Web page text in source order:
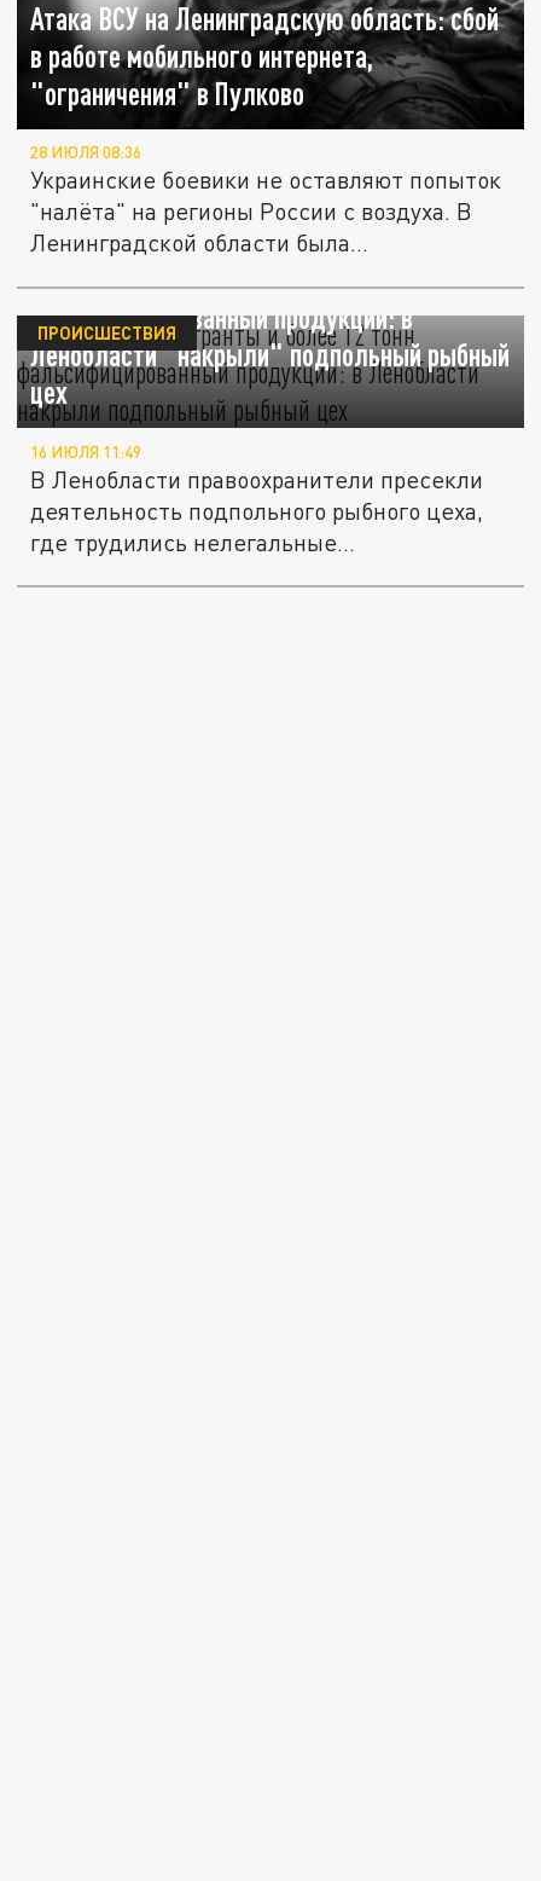
Атака ВСУ на Ленинградскую область: сбой
в работе мобильного интернета,
"ограничения" в Пулково
28 ИЮЛЯ 08:36
Украинские боевики не оставляют попыток
"налёта" на регионы России с воздуха. В
Ленинградской области была...
Нелегальные мигранты и более 12 тонн
фальсифицированный продукции: в
Ленобласти "накрыли" подпольный рыбный
цех
ПРОИСШЕСТВИЯ
16 ИЮЛЯ 11:49
В Ленобласти правоохранители пресекли
деятельность подпольного рыбного цеха,
где трудились нелегальные...